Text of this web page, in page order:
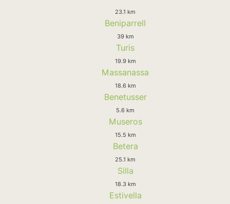
23.1 km
Beniparrell
39 km
Turis
19.9 km
Massanassa
18.6 km
Benetusser
5.6 km
Museros
15.5 km
Betera
25.1 km
Silla
18.3 km
Estivella